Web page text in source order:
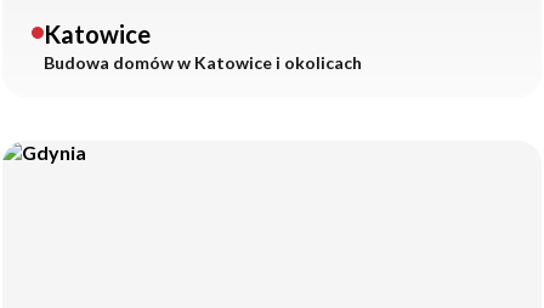
Katowice
Budowa domów w Katowice i okolicach